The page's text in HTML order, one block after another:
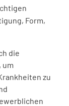
Form,
die
um
zu